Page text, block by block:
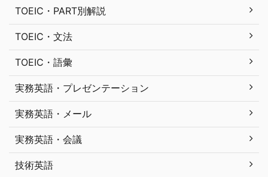
TOEIC・PART別解説
TOEIC・文法
TOEIC・語彙
実務英語・プレゼンテーション
実務英語・メール
実務英語・会議
技術英語